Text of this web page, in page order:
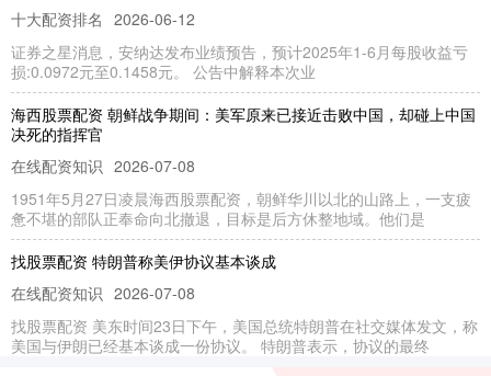
十大配资排名 2026-06-12
证券之星消息，安纳达发布业绩预告，预计2025年1-6月每股收益亏
损:0.0972元至0.1458元。 公告中解释本次业
海西股票配资 朝鲜战争期间：美军原来已接近击败中国，却碰上中国
决死的指挥官
在线配资知识 2026-07-08
1951年5月27日凌晨海西股票配资，朝鲜华川以北的山路上，一支疲
惫不堪的部队正奉命向北撤退，目标是后方休整地域。他们是
找股票配资 特朗普称美伊协议基本谈成
在线配资知识 2026-07-08
找股票配资 美东时间23日下午，美国总统特朗普在社交媒体发文，称
美国与伊朗已经基本谈成一份协议。 特朗普表示，协议的最终